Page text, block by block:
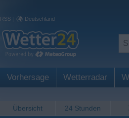
RSS | Deutschland
Vorhersage Wetterradar
Übersicht 24 Stunden